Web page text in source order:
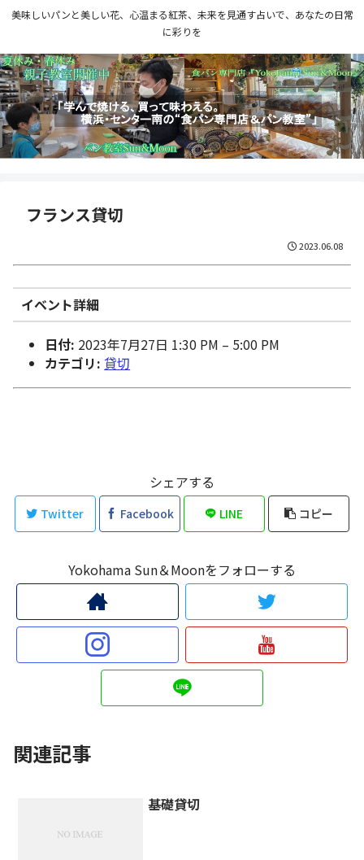
美味しいパンと美しい花、心温まる紅茶、未来を見通す占いで、あなたの日常
に彩りを
フランス貸切
2023.06.08
イベント詳細
日付: 2023年7月27日 1:30 PM – 5:00 PM
カテゴリ: 貸切
シェアする
Twitter Facebook LINE コピー
Yokohama Sun＆Moonをフォローする
関連記事
基礎貸切